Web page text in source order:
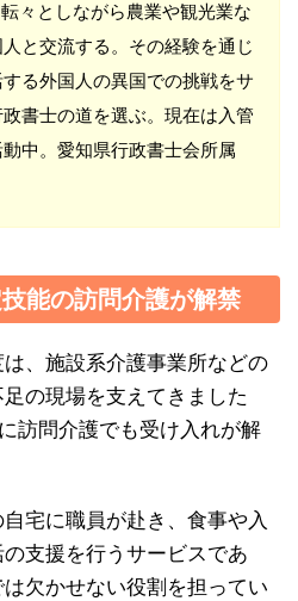
転々としながら農業や観光業な
と交流する。その経験を通じ
る外国人の異国での挑戦をサ
書士の道を選ぶ。現在は入管
中。愛知県行政書士会所属
能の訪問介護が解禁
、施設系介護事業所などの
の現場を支えてきました
訪問介護でも受け入れが解
宅に職員が赴き、食事や入
支援を行うサービスであ
欠かせない役割を担ってい